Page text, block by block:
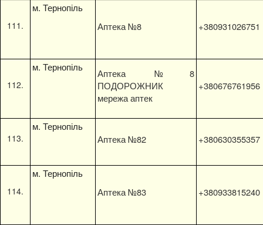
м. Тернопіль
Аптека №8 +380931026751
м. Тернопіль
Аптека №8
ПОДОРОЖНИК
мережа аптек
+380676761956
м. Тернопіль
Аптека №82 +380630355357
м. Тернопіль
Аптека №83 +380933815240